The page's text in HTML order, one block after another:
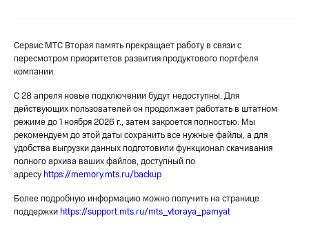
группа
карту
Оформить
eSIM
SIM-
карта
для
иностранцев
и МТС
Супер
оплате
с карты
МТС
Деньги
Выберите
и подключите
ТВ
с выгодным
тарифом
Сервис МТС Вторая память прекращает работу в связи с
пересмотром приоритетов развития продуктового портфеля
компании.
С 28 апреля новые подключении будут недоступны. Для
действующих пользователей он продолжает работать в штатном
режиме до 1 ноября 2026 г., затем закроется полностью. Мы
рекомендуем до этой даты сохранить все нужные файлы, а для
удобства выгрузки данных подготовили функционал скачивания
полного архива ваших файлов, доступный по
адресу https://memory.mts.ru/backup
Более подробную информацию можно получить на странице
поддержки https://support.mts.ru/mts_vtoraya_pamyat